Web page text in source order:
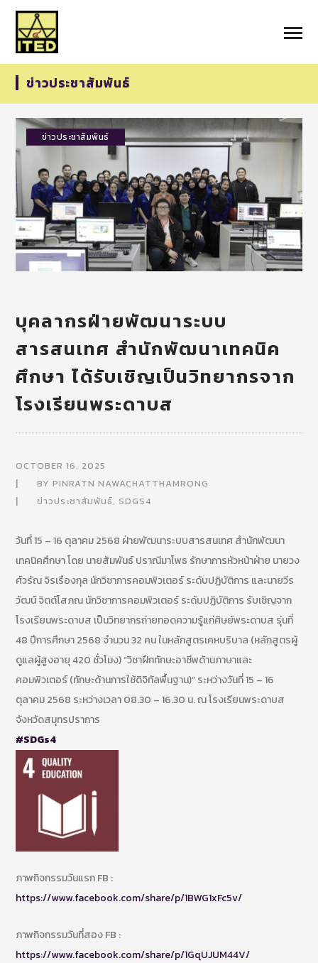
ข่าวประชาสัมพันธ์
ข่าวประชาสัมพันธ์
บุคลากรฝ่ายพัฒนาระบบ
สารสนเทศ สำนักพัฒนาเทคนิค
ศึกษา ได้รับเชิญเป็นวิทยากรจาก
โรงเรียนพระดาบส
OCTOBER 16, 2025
BYPINRATN NAWACHATTHAMRONG
ข่าวประชาสัมพันธ์, SDGS4
วันที่ 15 – 16 ตุลาคม 2568 ฝ่ายพัฒนาระบบสารสนเทศ สำนักพัฒนา
เทคนิคศึกษา โดย นายสัมพันธ์ ปราณีมาโพธ รักษาการหัวหน้าฝ่าย นายวง
ศ์วรัณ จิรเรืองกุล นักวิชาการคอมพิวเตอร์ ระดับปฏิบัติการ และนายวีร
วัฒน์ จิตต์โสภณ นักวิชาการคอมพิวเตอร์ ระดับปฏิบัติการ รับเชิญจาก
โรงเรียนพระดาบส เป็นวิทยากรถ่ายทอดความรู้แก่ศิษย์พระดาบส รุ่นที่
48 ปีการศึกษา 2568 จำนวน 32 คน ในหลักสูตรเคหบริบาล (หลักสูตรผู้
ดูแลผู้สูงอายุ 420 ชั่วโมง) “วิชาฝึกทักษะอาชีพด้านภาษาและ
คอมพิวเตอร์ (ทักษะด้านการใช้ดิจิทัลพื้นฐาน)” ระหว่างวันที่ 15 – 16
ตุลาคม 2568 ระหว่างเวลา 08.30 – 16.30 น. ณ โรงเรียนพระดาบส
จังหวัดสมุทรปราการ
#SDGs4
ภาพกิจกรรมวันแรก FB :
https://www.facebook.com/share/p/1BWG1xFc5v/
ภาพกิจกรรมวันที่สอง FB :
https://www.facebook.com/share/p/1GqUJUM44V/